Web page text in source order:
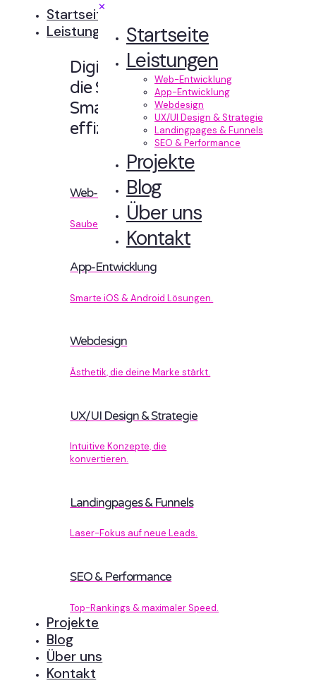
✕
Startseite
Leistungen
Web-Entwicklung
App-Entwicklung
Webdesign
UX/UI Design & Strategie
Landingpages & Funnels
SEO & Performance
Projekte
Blog
Über uns
Kontakt
Startseite
Leistungen
Digitale Erlebnisse,
die Sinn machen.
Smart designt und
effizient entwickelt.
Web-Entwicklung
Sauberer Code, der performt.
App-Entwicklung
Smarte iOS & Android Lösungen.
Webdesign
Ästhetik, die deine Marke stärkt.
UX/UI Design & Strategie
Intuitive Konzepte, die
konvertieren.
Landingpages & Funnels
Laser-Fokus auf neue Leads.
SEO & Performance
Top-Rankings & maximaler Speed.
Projekte
Blog
Über uns
Kontakt